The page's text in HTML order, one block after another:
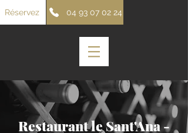
Réservez 04 93 07 02 24
Restaurant le Sant'Ana -